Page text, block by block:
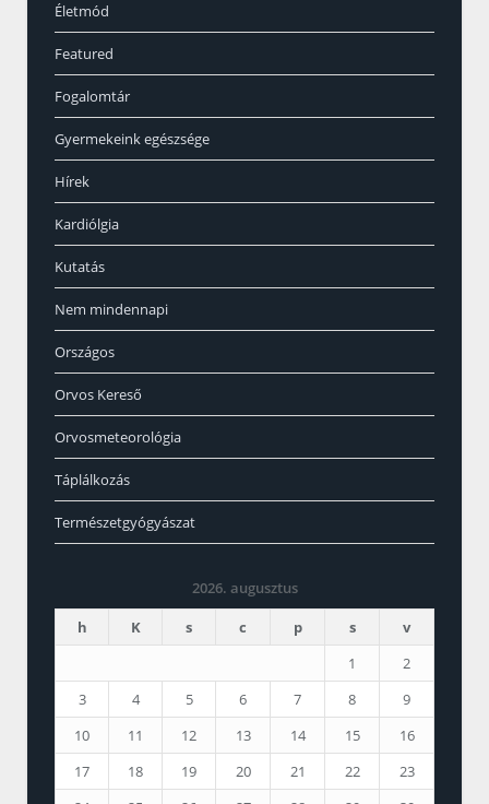
Életmód
Featured
Fogalomtár
Gyermekeink egészsége
Hírek
Kardiólgia
Kutatás
Nem mindennapi
Országos
Orvos Kereső
Orvosmeteorológia
Táplálkozás
Természetgyógyászat
2026. augusztus
h
K s c p s
v
1
2
3
4 5 6 7 8
9
10
11 12 13 14 15
16
17
18 19 20 21 22
23